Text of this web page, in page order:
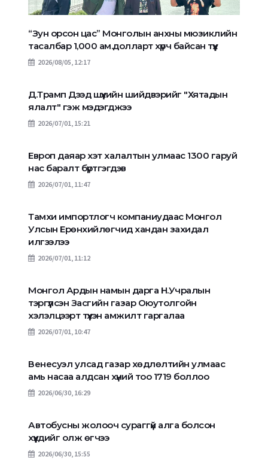
“Зун орсон цас” Монголын анхны мюзиклийн
тасалбар 1,000 ам.долларт хүрч байсан түүх
2026/08/05, 12:17
Д.Трамп Дээд шүүхийн шийдвэрийг "Хятадын
ялалт" гэж мэдэгджээ
2026/07/01, 15:21
Европ даяар хэт халалтын улмаас 1300 гаруй
нас баралт бүртгэгдэв
2026/07/01, 11:47
Тамхи импортлогч компаниудаас Монгол
Улсын Ерөнхийлөгчид хандан захидал
илгээлээ
2026/07/01, 11:12
Монгол Ардын намын дарга Н.Учралын
тэргүүлсэн Засгийн газар Оюутолгойн
хэлэлцээрт түүхэн амжилт гаргалаа
2026/07/01, 10:47
Венесуэл улсад газар хөдлөлтийн улмаас
амь насаа алдсан хүний тоо 1719 боллоо
2026/06/30, 16:29
Автобусны жолооч сураггүй алга болсон
хүүхдийг олж өгчээ
2026/06/30, 15:55